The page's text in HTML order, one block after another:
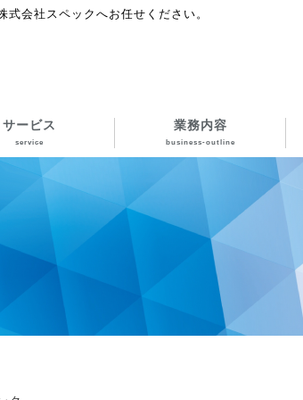
会社スペックへお任せください。
サービス
service
業務内容
business-outline